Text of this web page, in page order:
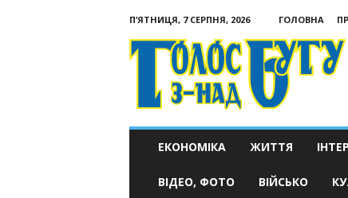
П’ЯТНИЦЯ, 7 СЕРПНЯ, 2026 ГОЛОВНА
Голос
з-
ЕКОНОМІКА ЖИТТЯ
ВІДЕО, ФОТО ВІЙСЬКО